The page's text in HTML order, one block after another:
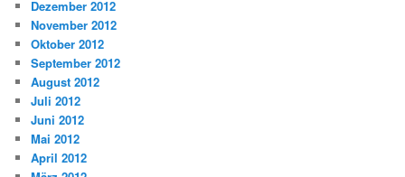
Dezember 2012
November 2012
Oktober 2012
September 2012
August 2012
Juli 2012
Juni 2012
Mai 2012
April 2012